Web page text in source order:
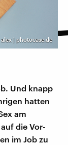
alex | photocase.de
Und knapp
hatten
am
die Vor-
im Job zu